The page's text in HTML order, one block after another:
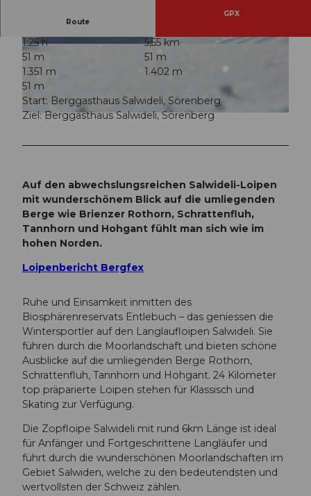
© David Kurth, UNESCO Biosphäre Entlebuch
Route
GPX
1:25 h
5,55 km
51 m
51 m
1.351 m
1.402 m
51 m
Start: Berggasthaus Salwideli, Sörenberg
Ziel: Berggasthaus Salwideli, Sörenberg
Auf den abwechslungsreichen Salwideli-Loipen
mit wunderschönem Blick auf die umliegenden
Berge wie Brienzer Rothorn, Schrattenfluh,
Tannhorn und Hohgant fühlt man sich wie im
hohen Norden.
Loipenbericht Bergfex
Ruhe und Einsamkeit inmitten des
Biosphärenreservats Entlebuch – das geniessen die
Wintersportler auf den Langlaufloipen Salwideli. Sie
führen durch die Moorlandschaft und bieten schöne
Ausblicke auf die umliegenden Berge Rothorn,
Schrattenfluh, Tannhorn und Hohgant. 24 Kilometer
top präparierte Loipen stehen für Klassisch und
Skating zur Verfügung.
Die Zopfloipe Salwideli mit rund 6km Länge ist ideal
für Anfänger und Fortgeschrittene Langläufer und
führt durch die wunderschönen Moorlandschaften im
Gebiet Salwiden, welche zu den bedeutendsten und
wertvollsten der Schweiz zählen.